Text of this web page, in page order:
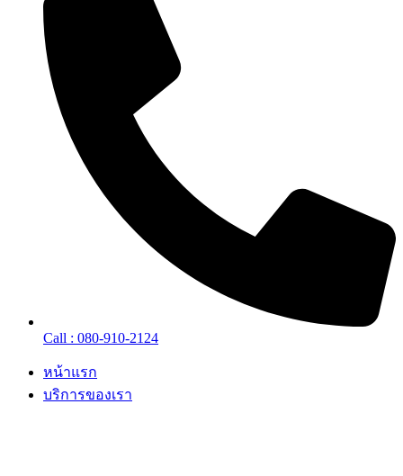
Call : 080-910-2124
หน้าแรก
บริการของเรา